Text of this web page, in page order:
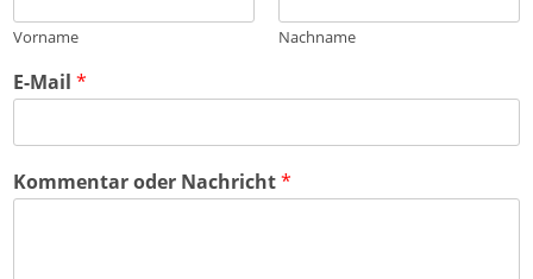
Vorname Nachname
E-Mail *
Kommentar oder Nachricht*